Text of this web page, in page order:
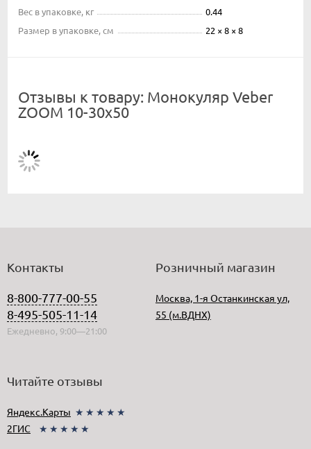
Вес в упаковке, кг
0.44
Размер в упаковке, см
22 × 8 × 8
Отзывы к товару: Монокуляр Veber
ZOOM 10-30x50
Контакты
8-800-777-00-55
8-495-505-11-14
Ежедневно, 9:00—21:00
Розничный магазин
Москва, 1-я Останкинская ул,
55 (м.ВДНХ)
Читайте отзывы
Яндекс.Карты ★★★★★
2ГИС
★★★★★